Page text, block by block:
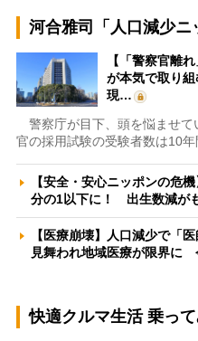
河合雅司「人口減少ニ
【「警察官離
が本気で取り
現…
警察庁が目下、頭を悩ませて
官の採用試験の受験者数は10
【安全・安心ニッポンの危
分の1以下に！ 出生数減が
【医療崩壊】人口減少で「
見舞われ地域医療が限界に
快適クルマ生活 乗っ